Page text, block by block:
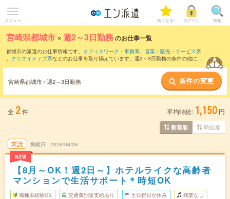
メニュー 気になる! ログイン 検索
宮崎県都城市 ×週2～3日勤務のお仕事一覧
都城市の派遣のお仕事情報です。 オフィスワーク・事務系、 営業・販売・サービス系
、 クリエイティブ系などのお仕事を取り揃えています。週2～3日勤務の条件の他に、
宮崎県都城市 / 週2～3日勤務 条件の変更
全 2件 平均時給: 1,150 円
新着順 時給順
未読
NEW
掲載日 2026/08/06
【8月～OK！週2日～】ホテルライクな高齢者
マンションで生活サポート＊時短OK
職種未経験OK 交通費別途支給あり 土日祝日が休み 残業なし